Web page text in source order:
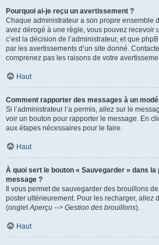
Pourquoi ai-je reçu un avertissement ?
Chaque administrateur a son propre ensemble
avez dérogé à une règle, vous pouvez recevoir
c’est la décision de l’administrateur, et que
par les avertissements d’un site donné.
comprenez pas les raisons de votre
Haut
Comment rapporter des messages à un
Si l’administrateur l’a permis, allez sur le
voir un bouton pour rapporter le message. En
aux étapes nécessaires pour le faire.
Haut
À quoi sert le bouton « Sauvegarder » dans la
message ?
Il vous permet de sauvegarder des brouillons
poster ultérieurement. Pour les recharger, allez
(ongletAperçu --> Gestion des brouillons).
Haut